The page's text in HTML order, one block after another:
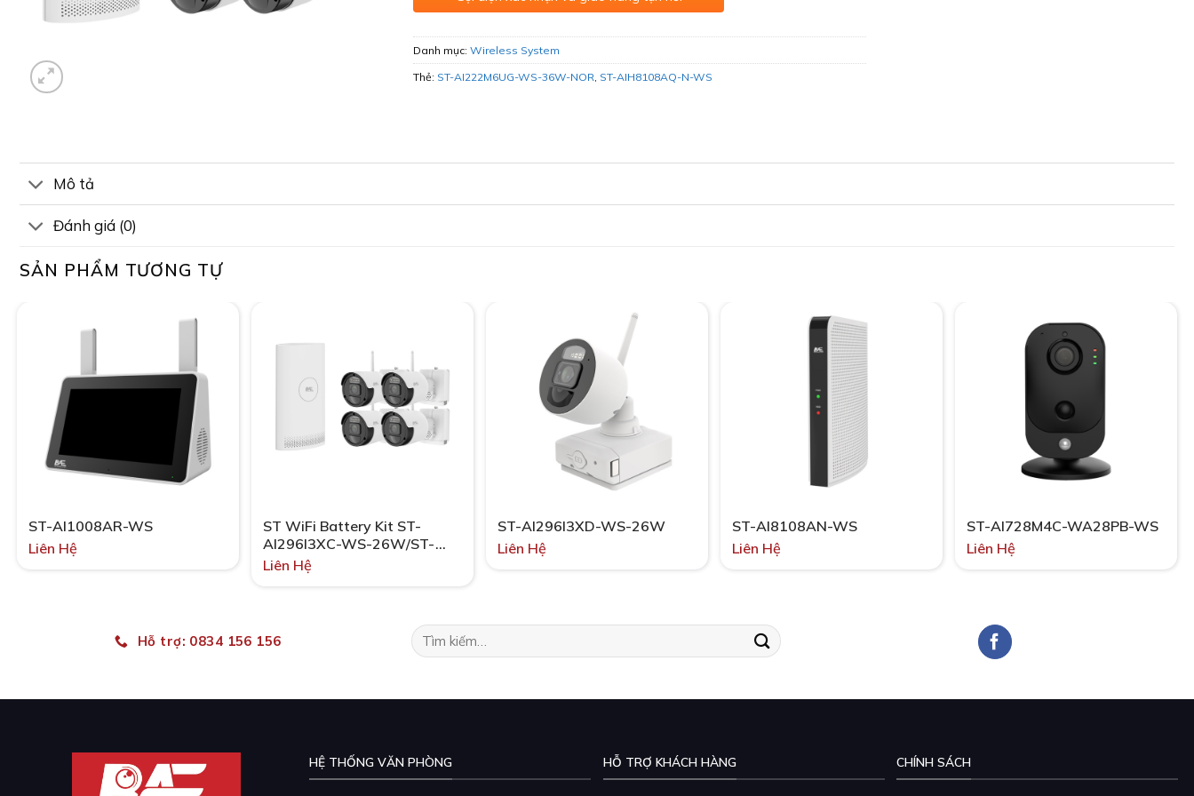
Danh mục:Wireless System
Thẻ: ST-AI222M6UG-WS-36W-NOR ST-AIH8108AQ-N-WS
Mô tả
Đánh giá (0)
SẢN PHẨM TƯƠNG TỰ
ST-AI1008AR-WS
Liên Hệ
ST WiFi Battery Kit ST-
AI296I3XC-WS-26W/ST-
AIH8108AQ-N-WS
Liên Hệ
ST-AI296I3XD-WS-26W
Liên Hệ
ST-AI8108AN-WS
Liên Hệ
ST-AI728M4C-WA28PB-WS
Liên Hệ
Hỗ trợ: 0834 156 156
Tìm
kiếm:
HỆ THỐNG VĂN PHÒNG HỖ TRỢ KHÁCH HÀNG CHÍNH SÁCH